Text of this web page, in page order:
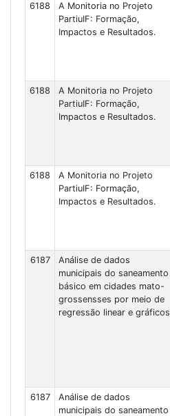
6188
A Monitoria no Projeto
PartiuIF: Formação,
Impactos e Resultados.
6188
A Monitoria no Projeto
PartiuIF: Formação,
Impactos e Resultados.
6188
A Monitoria no Projeto
PartiuIF: Formação,
Impactos e Resultados.
6187
Análise de dados
municipais do saneamento
básico em cidades mato-
grossensses por meio de
regressão linear e gráficos
6187
Análise de dados
municipais do saneamento